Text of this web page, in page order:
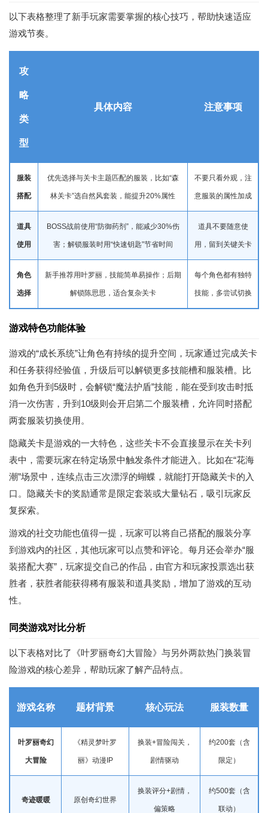
以下表格整理了新手玩家需要掌握的核心技巧，帮助快速适应
游戏节奏。
攻
略
类
型
具体内容 注意事项
服装
搭配
优先选择与关卡主题匹配的服装，比如“森
林关卡”选自然风套装，能提升20%属性
不要只看外观，注
意服装的属性加成
道具
使用
BOSS战前使用“防御药剂”，能减少30%伤
害；解锁服装时用“快速钥匙”节省时间
道具不要随意使
用，留到关键关卡
角色
选择
新手推荐用叶罗丽，技能简单易操作；后期
解锁陈思思，适合复杂关卡
每个角色都有独特
技能，多尝试切换
游戏特色功能体验
游戏的“成长系统”让角色有持续的提升空间，玩家通过完成关卡
和任务获得经验值，升级后可以解锁更多技能槽和服装槽。比
如角色升到5级时，会解锁“魔法护盾”技能，能在受到攻击时抵
消一次伤害，升到10级则会开启第二个服装槽，允许同时搭配
两套服装切换使用。
隐藏关卡是游戏的一大特色，这些关卡不会直接显示在关卡列
表中，需要玩家在特定场景中触发条件才能进入。比如在“花海
潮”场景中，连续点击三次漂浮的蝴蝶，就能打开隐藏关卡的入
口。隐藏关卡的奖励通常是限定套装或大量钻石，吸引玩家反
复探索。
游戏的社交功能也值得一提，玩家可以将自己搭配的服装分享
到游戏内的社区，其他玩家可以点赞和评论。每月还会举办“服
装搭配大赛”，玩家提交自己的作品，由官方和玩家投票选出获
胜者，获胜者能获得稀有服装和道具奖励，增加了游戏的互动
性。
同类游戏对比分析
以下表格对比了《叶罗丽奇幻大冒险》与另外两款热门换装冒
险游戏的核心差异，帮助玩家了解产品特点。
游戏名称 题材背景 核心玩法 服装数量
叶罗丽奇幻
大冒险
《精灵梦叶罗
丽》动漫IP
换装+冒险闯关，
剧情驱动
约200套（含
限定）
奇迹暖暖 原创奇幻世界
换装评分+剧情，
偏策略
约500套（含
联动）